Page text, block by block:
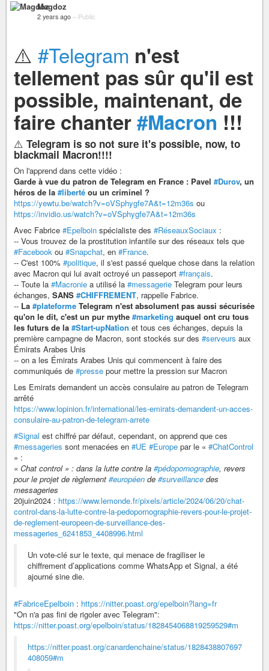
Magdoz
2 years ago – Public
⚠️ #Telegram n'est
tellement pas sûr qu'il est
possible, maintenant, de
faire chanter#Macron !!!
⚠️ Telegram is so not sure it's possible, now, to
blackmail Macron!!!!
On l'apprend dans cette vidéo :
Garde à vue du patron de Telegram en France : Pavel #Durov, un
héros de la #liberté ou un criminel ?
https://yewtu.be/watch?v=oVSphygfe7A&t=12m36s ou
https://invidio.us/watch?v=oVSphygfe7A&t=12m36s
Avec Fabrice #Epelboin spécialiste des #RéseauxSociaux :
-- Vous trouvez de la prostitution infantile sur des réseaux tels que
#Facebook ou #Snapchat, en #France.
-- C'est 100% #politique, il s'est passé quelque chose dans la relation
avec Macron qui lui avait octroyé un passeport #français.
-- Toute la #Macronie a utilisé la #messagerie Telegram pour leurs
échanges, SANS #CHIFFREMENT, rappelle Fabrice.
-- La #plateforme Telegram n'est absolument pas aussi sécurisée
qu'on le dit, c'est un pur mythe #marketing auquel ont cru tous
les futurs de la #Start-upNation et tous ces échanges, depuis la
première campagne de Macron, sont stockés sur des #serveurs aux
Émirats Arabes Unis
-- on a les Émirats Arabes Unis qui commencent à faire des
communiqués de #presse pour mettre la pression sur Macron
Les Emirats demandent un accès consulaire au patron de Telegram
arrêté
https://www.lopinion.fr/international/les-emirats-demandent-un-acces-
consulaire-au-patron-de-telegram-arrete
#Signal est chiffré par défaut, cependant, on apprend que ces
#messageries sont menacées en #UE #Europe par le « #ChatControl
» :
« Chat control » : dans la lutte contre la #pédopornographie, revers
pour le projet de règlement #européen de #surveillance des
messageries
20juin2024 : https://www.lemonde.fr/pixels/article/2024/06/20/chat-
control-dans-la-lutte-contre-la-pedopornographie-revers-pour-le-projet-
de-reglement-europeen-de-surveillance-des-
messageries_6241853_4408996.html
Un vote-clé sur le texte, qui menace de fragiliser le
chiffrement d’applications comme WhatsApp et Signal, a été
ajourné sine die.
#FabriceEpelboin : https://nitter.poast.org/epelboin?lang=fr
"On n'a pas fini de rigoler avec Telegram":
https://nitter.poast.org/epelboin/status/1828454068819259529#m
https://nitter.poast.org/canardenchaine/status/1828438807697
408059#m